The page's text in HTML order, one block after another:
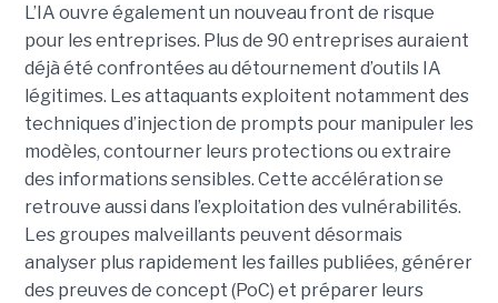
L’IA ouvre également un nouveau front de risque
pour les entreprises. Plus de 90 entreprises auraient
déjà été confrontées au détournement d’outils IA
légitimes. Les attaquants exploitent notamment des
techniques d’injection de prompts pour manipuler les
modèles, contourner leurs protections ou extraire
des informations sensibles. Cette accélération se
retrouve aussi dans l’exploitation des vulnérabilités.
Les groupes malveillants peuvent désormais
analyser plus rapidement les failles publiées, générer
des preuves de concept (PoC) et préparer leurs